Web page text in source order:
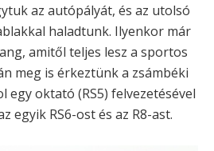
az autópályát, és az utolsó
haladtunk. Ilyenkor már
amitől teljes lesz a sportos
meg is érkeztünk a zsámbéki
egy oktató (RS5) felvezetésével
egyik RS6-ost és az R8-ast.